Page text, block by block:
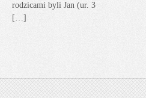
rodzicami byli Jan (ur. 3
[…]